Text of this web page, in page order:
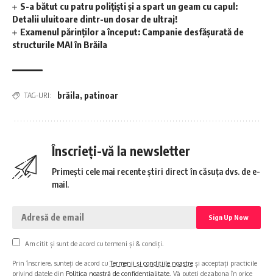
S-a bătut cu patru polițiști și a spart un geam cu capul:
Detalii uluitoare dintr-un dosar de ultraj!
Examenul părinților a început: Campanie desfășurată de
structurile MAI în Brăila
TAG-URI: brăila, patinoar
Înscrieți-vă la newsletter
Primești cele mai recente știri direct în căsuța dvs. de e-
mail.
Am citit și sunt de acord cu termeni și & condiți.
Prin înscriere, sunteți de acord cuTermenii și condițiile noastre și acceptați practicile
privind datele din Politica noastră de confidențialitate . Vă puteți dezabona în orice